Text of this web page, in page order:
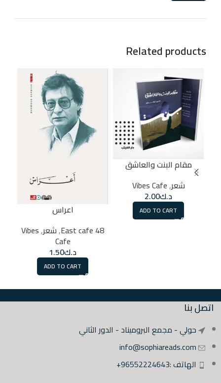
Related products
مقام البنت والعاشق
شعر,
Vibes Cafe
د.ك2.00
ADD TO CART
اعراس
48 East cafe
,شعر,
Vibes
Cafe
د.ك1.50
ADD TO CART
اتصل بنا
حولي - مجمع البروميناد - الدور الثاني
info@sophiareads.com
الهاتف :96552224643+